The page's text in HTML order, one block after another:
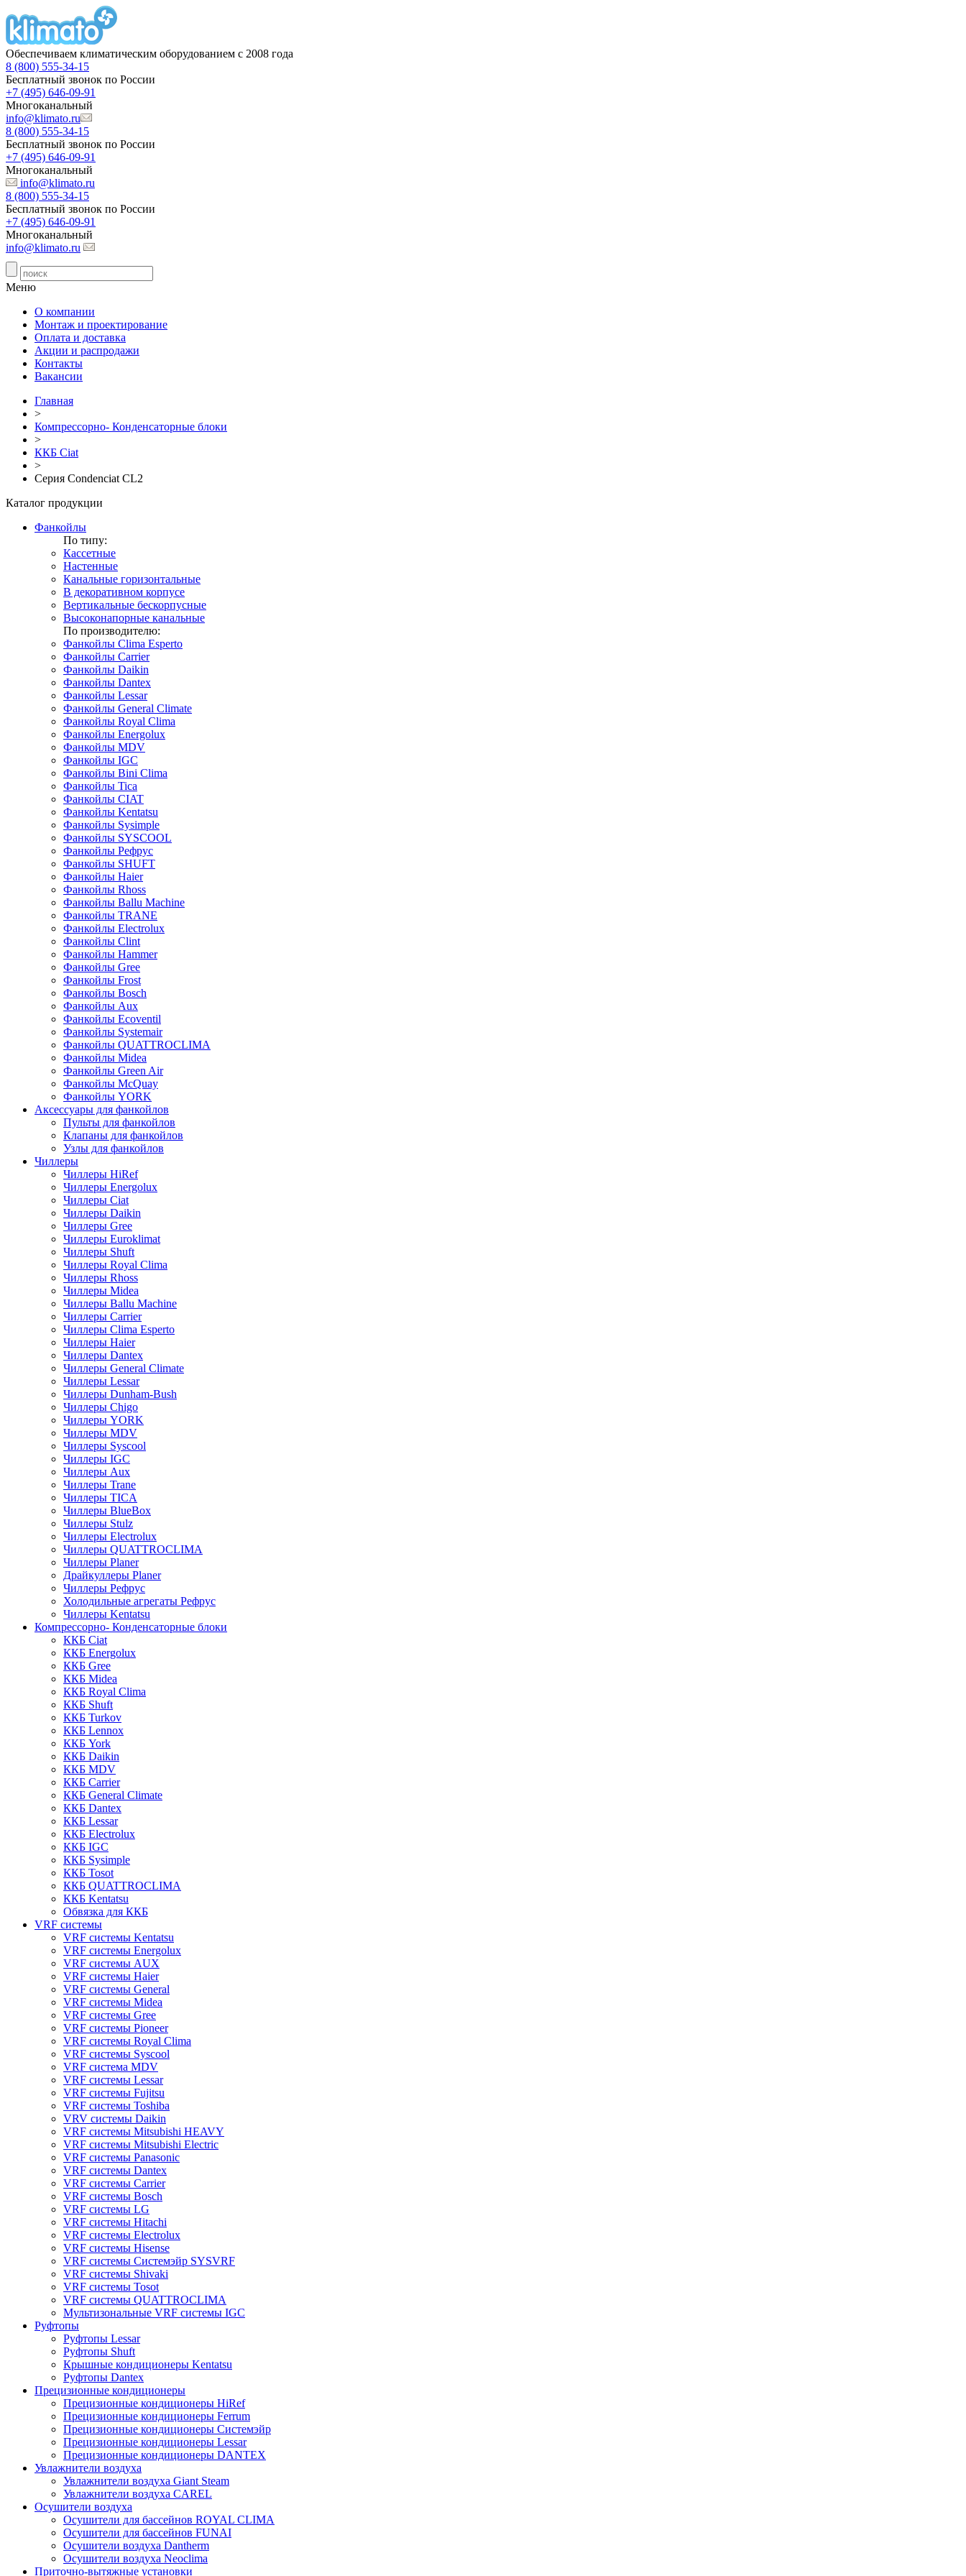
Обеспечиваем климатическим оборудованием с 2008 года
8 (800) 555-34-15
Бесплатный звонок по России
+7 (495) 646-09-91
Многоканальный
info@klimato.ru
8 (800) 555-34-15
Бесплатный звонок по России
+7 (495) 646-09-91
Многоканальный
info@klimato.ru
8 (800) 555-34-15
Бесплатный звонок по России
+7 (495) 646-09-91
Многоканальный
info@klimato.ru
Меню
О компании
Монтаж и проектирование
Оплата и доставка
Акции и распродажи
Контакты
Вакансии
Главная
>
Компрессорно- Конденсаторные блоки
>
ККБ Ciat
>
Серия Condenciat CL2
Каталог продукции
Фанкойлы
По типу:
Кассетные
Настенные
Канальные горизонтальные
В декоративном корпусе
Вертикальные бескорпусные
Высоконапорные канальные
По производителю:
Фанкойлы Clima Esperto
Фанкойлы Carrier
Фанкойлы Daikin
Фанкойлы Dantex
Фанкойлы Lessar
Фанкойлы General Climate
Фанкойлы Royal Clima
Фанкойлы Energolux
Фанкойлы MDV
Фанкойлы IGC
Фанкойлы Bini Clima
Фанкойлы Tica
Фанкойлы CIAT
Фанкойлы Kentatsu
Фанкойлы Sysimple
Фанкойлы SYSCOOL
Фанкойлы Рефрус
Фанкойлы SHUFT
Фанкойлы Haier
Фанкойлы Rhoss
Фанкойлы Ballu Machine
Фанкойлы TRANE
Фанкойлы Electrolux
Фанкойлы Clint
Фанкойлы Hammer
Фанкойлы Gree
Фанкойлы Frost
Фанкойлы Bosch
Фанкойлы Aux
Фанкойлы Ecoventil
Фанкойлы Systemair
Фанкойлы QUATTROCLIMA
Фанкойлы Midea
Фанкойлы Green Air
Фанкойлы McQuay
Фанкойлы YORK
Аксессуары для фанкойлов
Пульты для фанкойлов
Клапаны для фанкойлов
Узлы для фанкойлов
Чиллеры
Чиллеры HiRef
Чиллеры Energolux
Чиллеры Ciat
Чиллеры Daikin
Чиллеры Gree
Чиллеры Euroklimat
Чиллеры Shuft
Чиллеры Royal Clima
Чиллеры Rhoss
Чиллеры Midea
Чиллеры Ballu Machine
Чиллеры Carrier
Чиллеры Clima Esperto
Чиллеры Haier
Чиллеры Dantex
Чиллеры General Climate
Чиллеры Lessar
Чиллеры Dunham-Bush
Чиллеры Chigo
Чиллеры YORK
Чиллеры MDV
Чиллеры Syscool
Чиллеры IGC
Чиллеры Aux
Чиллеры Trane
Чиллеры TICA
Чиллеры BlueBox
Чиллеры Stulz
Чиллеры Electrolux
Чиллеры QUATTROCLIMA
Чиллеры Planer
Драйкуллеры Planer
Чиллеры Рефрус
Холодильные агрегаты Рефрус
Чиллеры Kentatsu
Компрессорно- Конденсаторные блоки
ККБ Ciat
ККБ Energolux
ККБ Gree
ККБ Midea
ККБ Royal Clima
ККБ Shuft
ККБ Turkov
ККБ Lennox
ККБ York
ККБ Daikin
ККБ MDV
ККБ Carrier
ККБ General Climate
ККБ Dantex
ККБ Lessar
ККБ Electrolux
ККБ IGC
ККБ Sysimple
ККБ Tosot
ККБ QUATTROCLIMA
ККБ Kentatsu
Обвязка для ККБ
VRF системы
VRF системы Kentatsu
VRF системы Energolux
VRF системы AUX
VRF системы Haier
VRF системы General
VRF системы Midea
VRF системы Gree
VRF системы Pioneer
VRF системы Royal Clima
VRF системы Syscool
VRF система MDV
VRF системы Lessar
VRF системы Fujitsu
VRF системы Toshiba
VRV системы Daikin
VRF системы Mitsubishi HEAVY
VRF системы Mitsubishi Electric
VRF системы Panasonic
VRF системы Dantex
VRF системы Carrier
VRF системы Bosch
VRF системы LG
VRF системы Hitachi
VRF системы Electrolux
VRF системы Hisense
VRF системы Системэйр SYSVRF
VRF системы Shivaki
VRF системы Tosot
VRF системы QUATTROCLIMA
Мультизональные VRF системы IGC
Руфтопы
Руфтопы Lessar
Руфтопы Shuft
Крышные кондиционеры Kentatsu
Руфтопы Dantex
Прецизионные кондиционеры
Прецизионные кондиционеры HiRef
Прецизионные кондиционеры Ferrum
Прецизионные кондиционеры Системэйр
Прецизионные кондиционеры Lessar
Прецизионные кондиционеры DANTEX
Увлажнители воздуха
Увлажнители воздуха Giant Steam
Увлажнители воздуха CAREL
Осушители воздуха
Осушители для бассейнов ROYAL CLIMA
Осушители для бассейнов FUNAI
Осушители воздуха Dantherm
Осушители воздуха Neoclima
Приточно-вытяжные установки